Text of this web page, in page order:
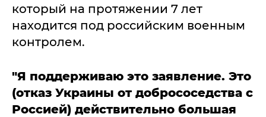
который на протяжении 7 лет
находится под российским военным
контролем.
"Я поддерживаю это заявление. Это
(отказ Украины от добрососедства с
Россией) действительно большая